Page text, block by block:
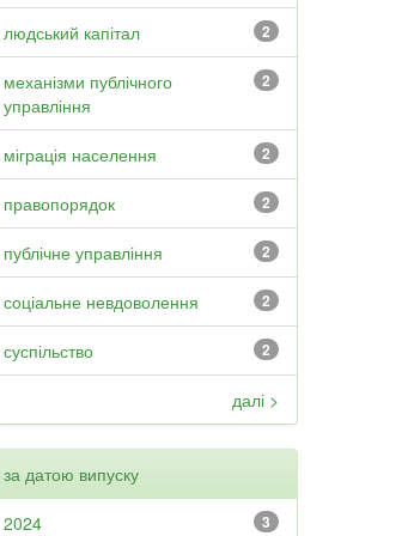
2
людський капітал
2
механізми публічного
управління
2
міграція населення
2
правопорядок
2
публічне управління
2
соціальне невдоволення
2
суспільство
далі >
за датою випуску
3
2024